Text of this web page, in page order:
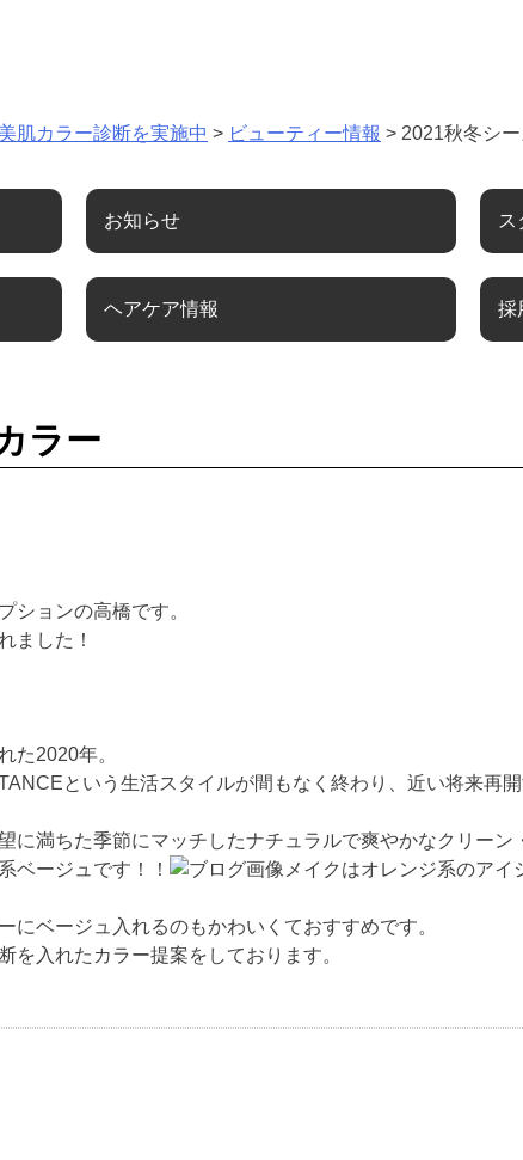
肌カラー診断を実施中 > ビューティー情報 > 2021秋冬シ
お知らせ ス
ヘアケア情報 採
ラー
ションの高橋です。
ました！
た2020年。
という生活スタイルが間もなく終わり、近い将来再
に満ちた季節にマッチしたナチュラルで爽やかなクリーン
ベージュです！！
メイクはオレンジ系のアイ
にベージュ入れるのもかわいくておすすめです。
を入れたカラー提案をしております。